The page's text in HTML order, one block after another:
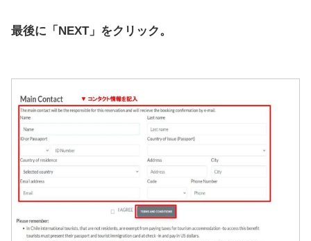
最後に「NEXT」をクリック。